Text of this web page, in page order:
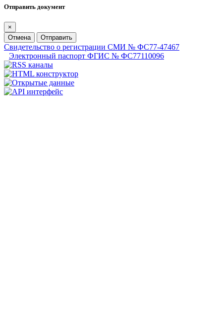
Отправить документ
×
Отмена
Отправить
Свидетельство о регистрации СМИ № ФС77-47467
Электронный паспорт ФГИС № ФС77110096